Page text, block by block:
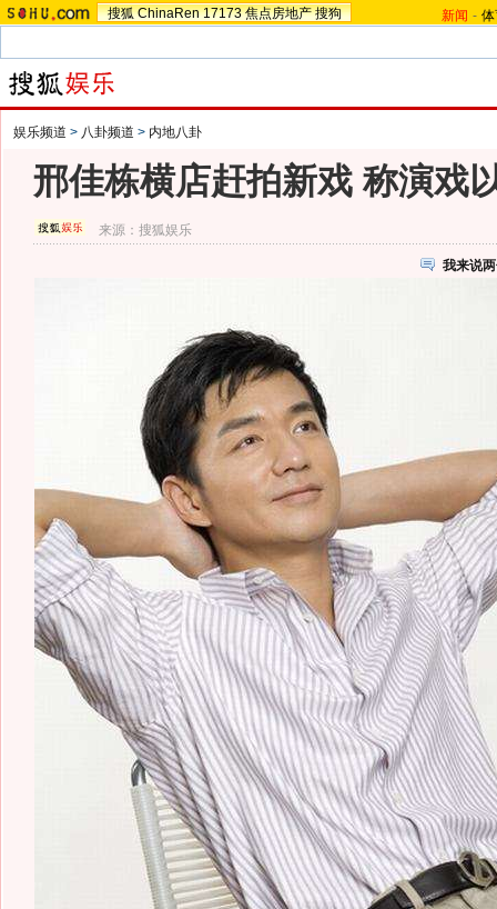
搜狐 ChinaRen 17173 焦点房地产 搜狗 新闻 -
娱乐频道 > 八卦频道 > 内地八卦
邢佳栋横店赶拍新戏 称演戏
来源：搜狐娱乐
我来说